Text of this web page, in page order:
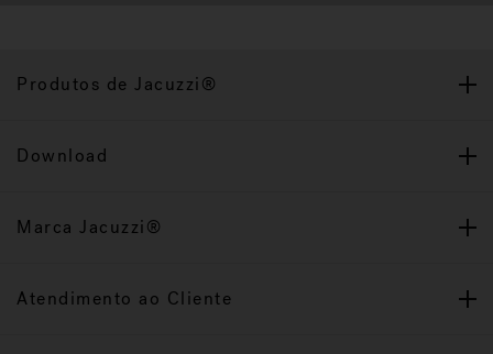
Produtos de Jacuzzi®
Download
Marca Jacuzzi®
Atendimento ao Cliente